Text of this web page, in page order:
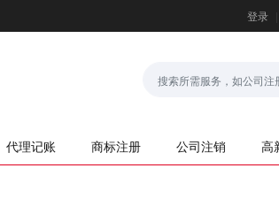
登录
代理记账 商标注册 公司注销 高